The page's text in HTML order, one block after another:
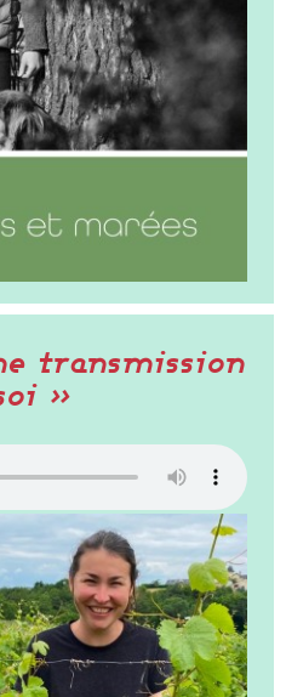
transmission
»